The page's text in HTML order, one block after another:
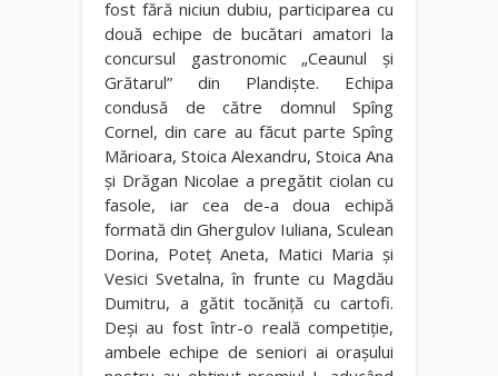
fost fără niciun dubiu, participarea cu
două echipe de bucătari amatori la
concursul gastronomic „Ceaunul şi
Grătarul” din Plandiște. Echipa
condusă de către domnul Spîng
Cornel, din care au făcut parte Spîng
Mărioara, Stoica Alexandru, Stoica Ana
și Drăgan Nicolae a pregătit ciolan cu
fasole, iar cea de-a doua echipă
formată din Ghergulov Iuliana, Sculean
Dorina, Poteţ Aneta, Matici Maria şi
Vesici Svetalna, în frunte cu Magdău
Dumitru, a gătit tocăniţă cu cartofi.
Deşi au fost într-o reală competiţie,
ambele echipe de seniori ai oraşului